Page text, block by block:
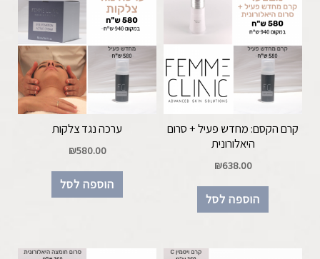
קרם הקסם: מחדש פעיל + סרום
היאלורונית
₪638.00
הוספה לסל
ערכה נגד צלקות
₪580.00
הוספה לסל